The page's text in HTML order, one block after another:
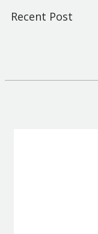
Recent Post